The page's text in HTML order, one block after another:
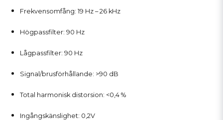
Frekvensomfång: 19 Hz – 26 kHz
Högpassfilter: 90 Hz
Lågpassfilter: 90 Hz
Signal/brusförhållande: >90 dB
Total harmonisk distorsion: <0,4 %
Ingångskänslighet: 0,2V